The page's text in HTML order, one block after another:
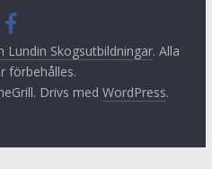
Lundin Skogsutbildningar. Alla
förbehålles.
Drivs medWordPress.